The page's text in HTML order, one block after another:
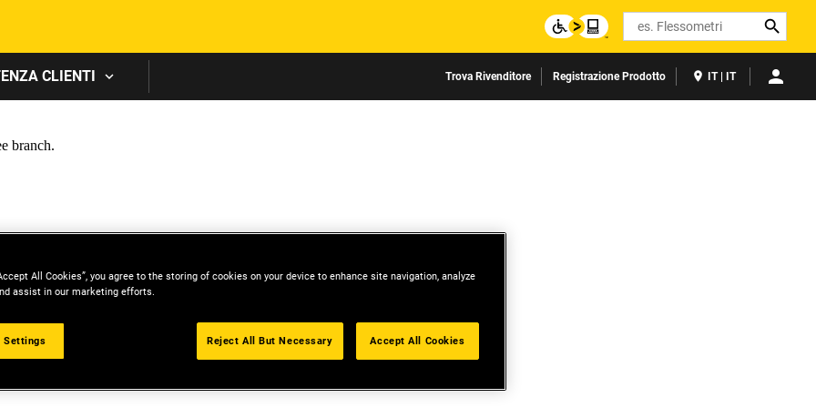
Search
CLIENTI Trova Rivenditore Registrazione Prodotto IT | IT
All Cookies”, you agree to the storing of cookies on your device to enhance site navigation, analyze
assist in our marketing efforts.
Settings Reject All But Necessary Accept All Cookies